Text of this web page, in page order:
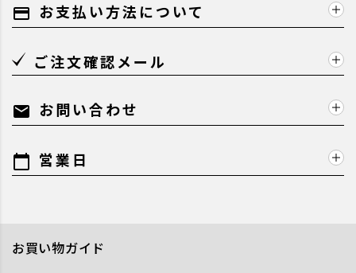
payment お支払い方法について
ご注文確認メール
mail お問い合わせ
calendar_today 営業日
お買い物ガイド